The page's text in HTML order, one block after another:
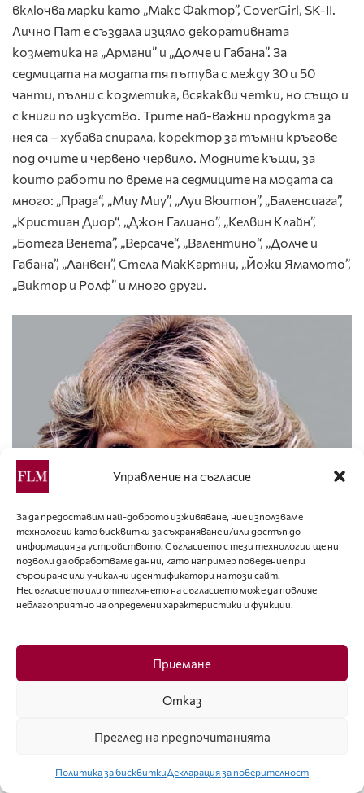
Управление на съгласие
За да предоставим най-доброто изживяване, ние използваме
технологии като бисквитки за съхраняване и/или достъп до
информация за устройството. Съгласието с тези технологии ще ни
позволи да обработваме данни, като например поведение при
сърфиране или уникални идентификатори на този сайт.
Несъгласието или оттеглянето на съгласието може да повлияе
неблагоприятно на определени характеристики и функции.
Приемане
Отказ
Преглед на предпочитанията
Политика за бисквиткиДекларация за поверителност
включва марки като „Макс Фактор”, CoverGirl, SK-II.
Лично Пат е създала изцяло декоративната
козметика на „Армани” и „Долче и Габана”. За
седмицата на модата тя пътува с между 30 и 50
чанти, пълни с козметика, всякакви четки, но също и
с книги по изкуство. Трите най-важни продукта за
нея са – хубава спирала, коректор за тъмни кръгове
под очите и червено червило. Модните къщи, за
които работи по време на седмиците на модата са
много: „Прада“, „Миу Миу”, „Луи Вюитон”, „Баленсиага”,
„Кристиан Диор“, „Джон Галиано”, „Келвин Клайн”,
„Ботега Венета”, „Версаче“, „Валентино“, „Долче и
Габана”, „Ланвен”, Стела МакКартни, „Йожи Ямамото”,
„Виктор и Ролф” и много други.
Питър Филипс е прочут с това, че добавя към
продуктите за грим какви ли не интересни елементи
на ревютата на „Шанел“ са негово дело. Не е чудно, че